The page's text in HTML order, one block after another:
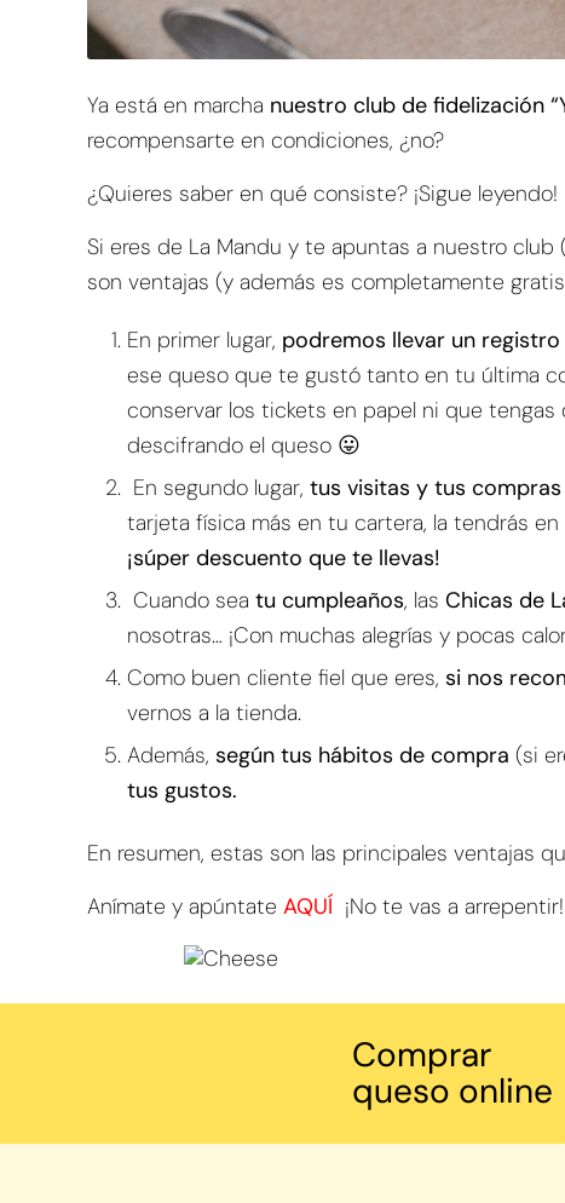
Ya está en marcha nuestro club de fidelización
recompensarte en condiciones, ¿no?
¿Quieres saber en qué consiste? ¡Sigue leyendo!
Si eres de La Mandu y te apuntas a nuestro
son ventajas (y además es completamente
En primer lugar, podremos llevar un
ese queso que te gustó tanto en tu última
conservar los tickets en papel ni que tengas
descifrando el queso 😛
En segundo lugar, tus visitas y tus
tarjeta física más en tu cartera, la tendrás
¡súper descuento que te llevas!
Cuando sea tu cumpleaños, las Chicas de
nosotras… ¡Con muchas alegrías y pocas
Como buen cliente fiel que eres, si nos
vernos a la tienda.
Además, según tus hábitos de compra (si
tus gustos.
En resumen, estas son las principales ventajas
Anímate y apúntate AQUÍ ¡No te vas a
Comprar
queso online